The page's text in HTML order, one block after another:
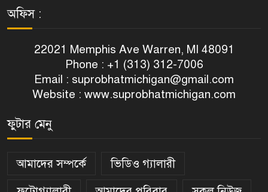
অফিস :
22021 Memphis Ave Warren, MI 48091
Phone : +1 (313) 312-7006
Email : suprobhatmichigan@gmail.com
Website : www.suprobhatmichigan.com
ফুটার মেনু
আমাদের সম্পর্কে
ভিডিও গ্যালারী